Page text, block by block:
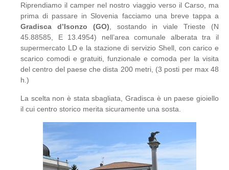
Riprendiamo il camper nel nostro viaggio verso il Carso, ma
prima di passare in Slovenia facciamo una breve tappa a
Gradisca d’Isonzo (GO) , sostando in viale Trieste (N
45.88585, E 13.4954) nell’area comunale alberata tra il
supermercato LD e la stazione di servizio Shell, con carico e
scarico comodi e gratuiti, funzionale e comoda per la visita
del centro del paese che dista 200 metri, (3 posti per max 48
h.)
La scelta non è stata sbagliata, Gradisca è un paese gioiello
il cui centro storico merita sicuramente una sosta.